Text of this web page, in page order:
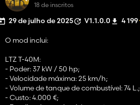
18 de inscritos
29 de julho de 2025 V1.1.0.0 4 199
O mod inclui:
LTZ T-40M:
- Poder: 37 kW / 50 hp;
- Velocidade máxima: 25 km/h;
- Volume de tanque de combustível: 74 L.;
- Custo: 4.000 €;